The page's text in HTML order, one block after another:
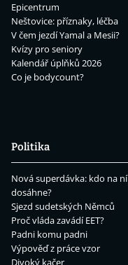
Epicentrum
Neštovice: příznaky, léčba
V čem jezdí Yamal a Mesii?
Kvízy pro seniory
Kalendář úplňků 2026
Co je bodycount?
Politika
Nová superdávka: kdo na ní
dosáhne?
Sjezd sudetských Němců
Proč vláda zavádí EET?
Padni komu padni
Výpověď z práce vzor
Divoký kačer